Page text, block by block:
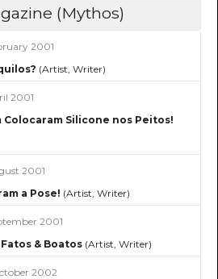
(Mythos)
2001
(Artist, Writer)
2001
Colocaram Silicone nos Peitos!
2001
a Pose! (Artist, Writer)
2001
& Boatos (Artist, Writer)
2002